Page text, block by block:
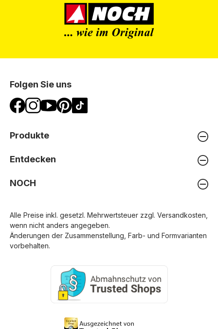
Folgen Sie uns
Produkte
Entdecken
NOCH
Alle Preise inkl. gesetzl. Mehrwertsteuer zzgl. Versandkosten
wenn nicht anders angegeben.
Änderungen der Zusammenstellung, Farb- und Formvarianten
vorbehalten.